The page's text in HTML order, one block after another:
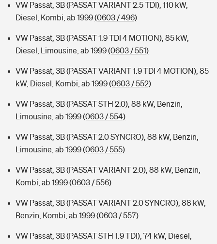
VW Passat, 3B (PASSAT VARIANT 2.5 TDI), 110 kW,
Diesel, Kombi, ab 1999(0603 / 496)
VW Passat, 3B (PASSAT 1.9 TDI 4 MOTION), 85 kW,
Diesel, Limousine, ab 1999(0603 / 551)
VW Passat, 3B (PASSAT VARIANT 1.9 TDI 4 MOTION), 85
kW, Diesel, Kombi, ab 1999(0603 / 552)
VW Passat, 3B (PASSAT STH 2.0), 88 kW, Benzin,
Limousine, ab 1999(0603 / 554)
VW Passat, 3B (PASSAT 2.0 SYNCRO), 88 kW, Benzin,
Limousine, ab 1999(0603 / 555)
VW Passat, 3B (PASSAT VARIANT 2.0), 88 kW, Benzin,
Kombi, ab 1999(0603 / 556)
VW Passat, 3B (PASSAT VARIANT 2.0 SYNCRO), 88 kW,
Benzin, Kombi, ab 1999(0603 / 557)
VW Passat, 3B (PASSAT STH 1.9 TDI), 74 kW, Diesel,